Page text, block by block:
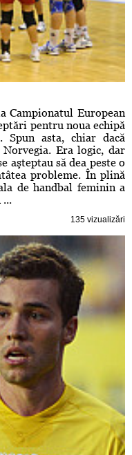
Campionatul European
pentru noua echipă
Spun asta, chiar dacă
Norvegia. Era logic, dar
aşteptau să dea peste o
probleme. În plină
de handbal feminin a
...
135 vizualizări